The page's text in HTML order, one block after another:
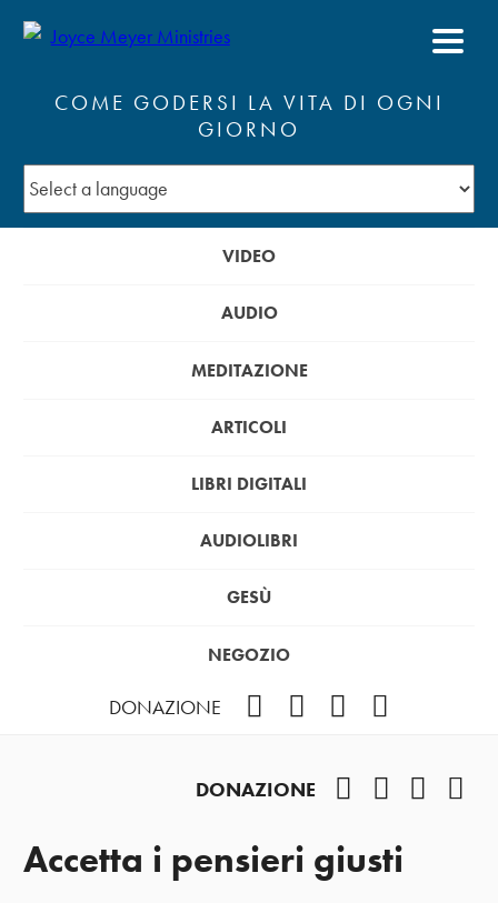
COME GODERSI LA VITA DI OGNI
GIORNO
VIDEO
AUDIO
MEDITAZIONE
ARTICOLI
LIBRI DIGITALI
AUDIOLIBRI
GESÙ
NEGOZIO
DONAZIONE
DONAZIONE
Accetta i pensieri giusti